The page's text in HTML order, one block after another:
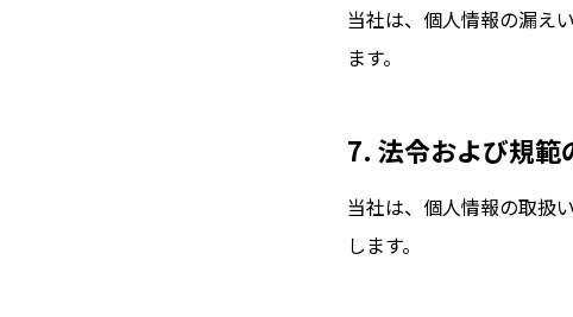
当社は、個人情報の漏え
ます。
7. 法令および規範
当社は、個人情報の取扱
します。